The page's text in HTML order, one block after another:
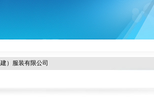
）服装有限公司